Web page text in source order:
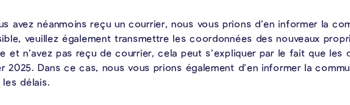
avez néanmoins reçu un courrier, nous vous prions d’en informer la
veuillez également transmettre les coordonnées des nouveaux
et n’avez pas reçu de courrier, cela peut s’expliquer par le fait que les
2025. Dans ce cas, nous vous prions également d’en informer la
délais.